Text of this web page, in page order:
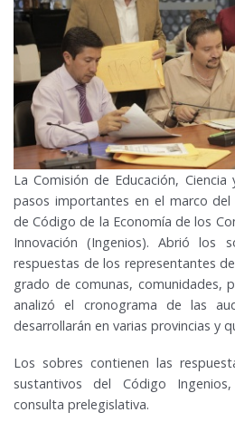
La Comisión de Educación,
pasos importantes en el marco
de Código de la Economía de los
Innovación (Ingenios). Abrió los
respuestas de los representantes
grado de comunas, comunidades,
analizó el cronograma de las
desarrollarán en varias provincias y
Los sobres contienen las
sustantivos del Código
consulta prelegislativa.